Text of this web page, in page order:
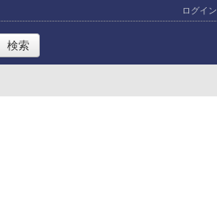
ログイン